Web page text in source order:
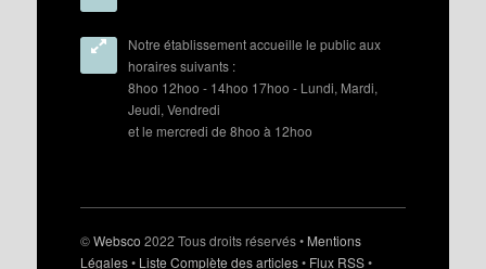
Notre établissement accueille le public aux
horaires suivants :
8hoo 12hoo - 14hoo 17hoo - Lundi, Mardi,
Jeudi, Vendredi
et le mercredi de 8hoo à 12hoo
©Websco 2022 Tous droits réservés • Mentions
Légales• Liste Complète des articles• Flux RSS•